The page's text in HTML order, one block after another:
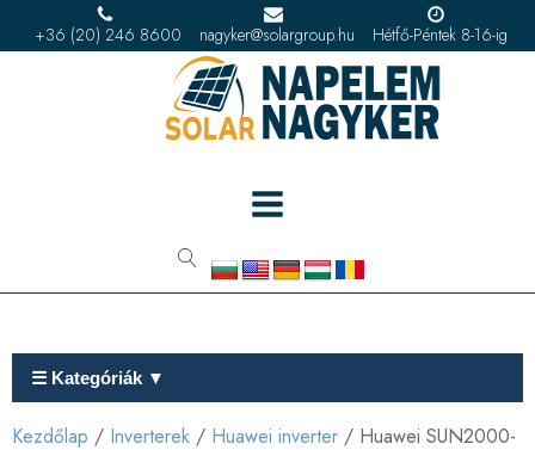
+36 (20) 246 8600 nagyker@solargroup.hu Hétfő-Péntek 8-16-ig
☰ Kategóriák ▼
Kezdőlap / Inverterek / Huawei inverter / Huawei SUN2000-